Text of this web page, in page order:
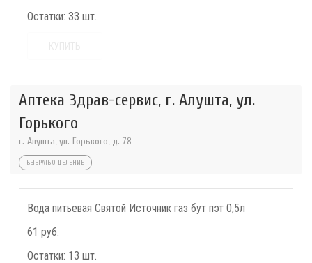
Остатки: 33 шт.
Аптека Здрав-сервис, г. Алушта, ул.
Горького
г. Алушта, ул. Горького, д. 78
ВЫБРАТЬ ОТДЕЛЕНИЕ
Вода питьевая Святой Источник газ бут пэт 0,5л
61 руб.
Остатки: 13 шт.